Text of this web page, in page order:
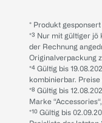
* Produkt
*³ Nur mit gültiger jö
der Rechnung
Originalverpackung
*⁴ Gültig bis
kombinierbar.
*⁸ Gültig bis
Marke
*¹⁰ Gültig bis